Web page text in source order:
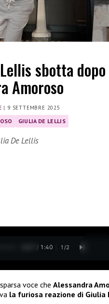
sbotta
Amoroso
| 9 SETTEMBRE 2025
GIULIA DE LELLIS
De Lellis
0:28 / 1:40 1 /2
voce che Alessandra
la furiosa reazione di Giulia